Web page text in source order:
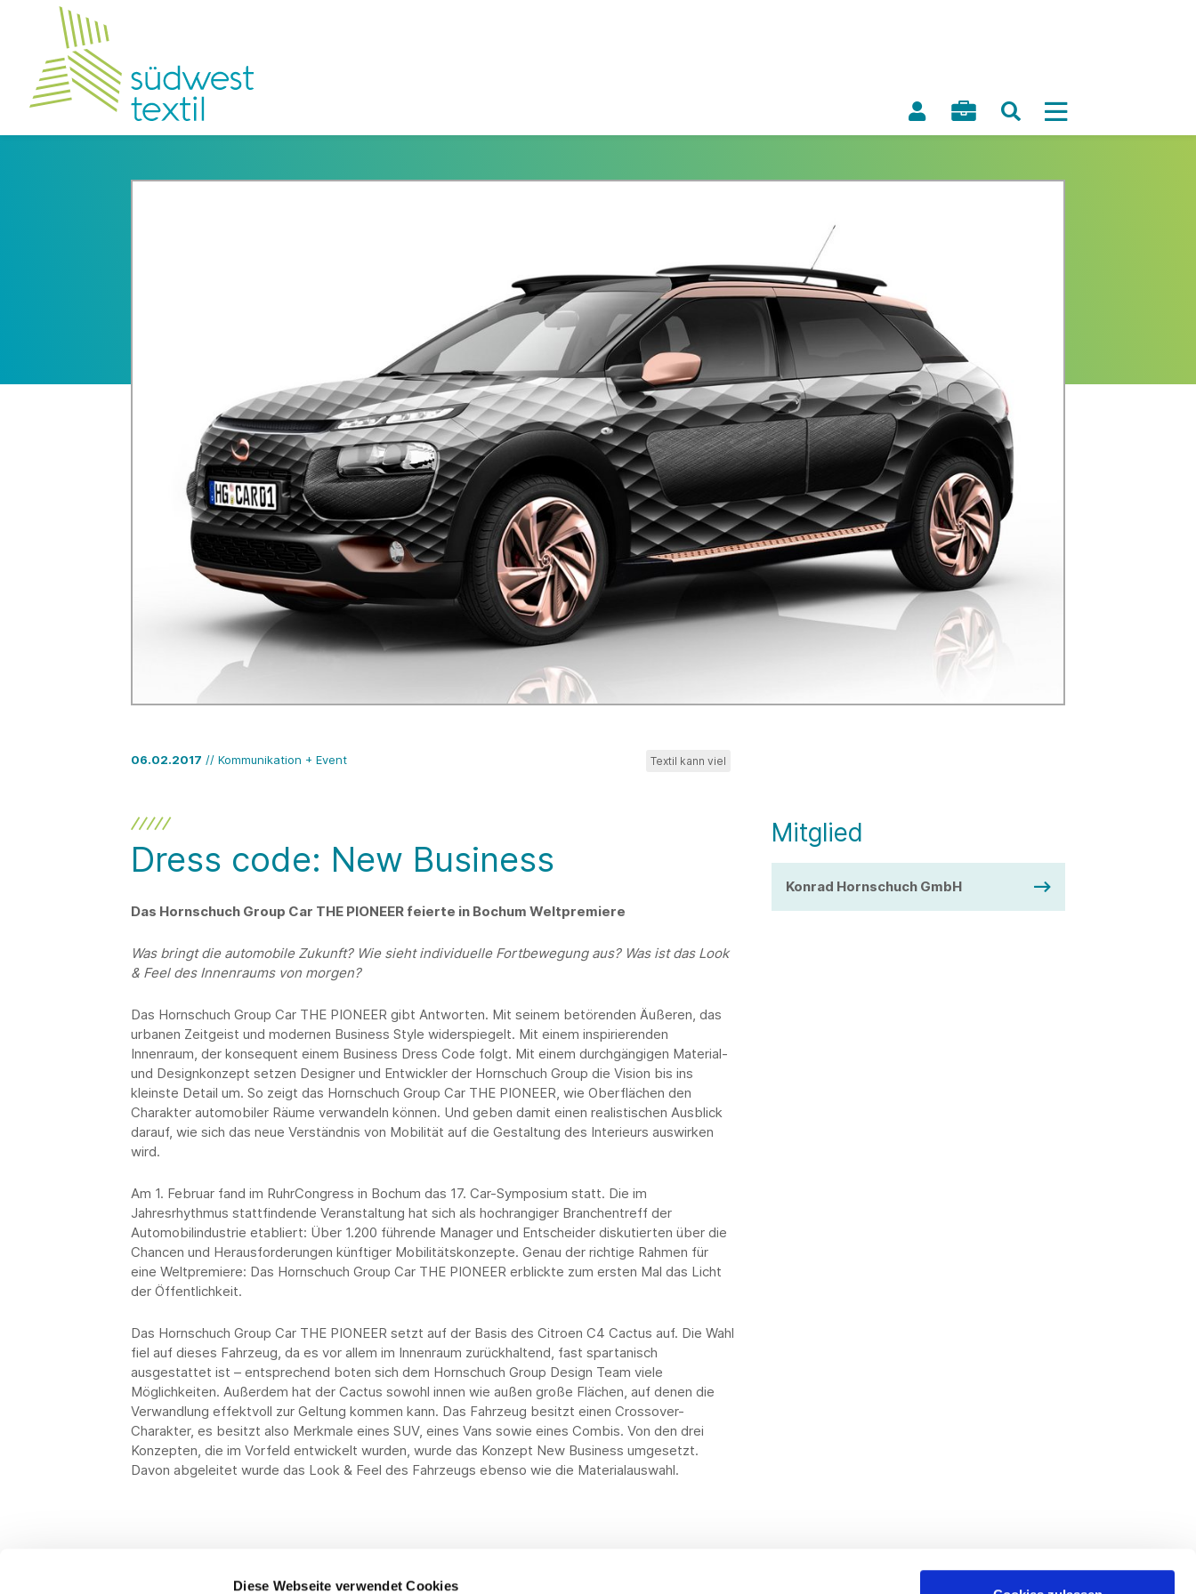
Diese Webseite verwendet Cookies
06.02.2017 // Kommunikation + Event Textil kann viel
Dress code: New Business
Das Hornschuch Group Car THE PIONEER feierte in Bochum Weltpremiere
Was bringt die automobile Zukunft? Wie sieht individuelle Fortbewegung aus? Was ist das Look
& Feel des Innenraums von morgen?
Das Hornschuch Group Car THE PIONEER gibt Antworten. Mit seinem betörenden Äußeren, das
urbanen Zeitgeist und modernen Business Style widerspiegelt. Mit einem inspirierenden
Innenraum, der konsequent einem Business Dress Code folgt. Mit einem durchgängigen Material-
und Designkonzept setzen Designer und Entwickler der Hornschuch Group die Vision bis ins
kleinste Detail um. So zeigt das Hornschuch Group Car THE PIONEER, wie Oberflächen den
Charakter automobiler Räume verwandeln können. Und geben damit einen realistischen Ausblick
darauf, wie sich das neue Verständnis von Mobilität auf die Gestaltung des Interieurs auswirken
wird.
Am 1. Februar fand im RuhrCongress in Bochum das 17. Car-Symposium statt. Die im
Jahresrhythmus stattfindende Veranstaltung hat sich als hochrangiger Branchentreff der
Automobilindustrie etabliert: Über 1.200 führende Manager und Entscheider diskutierten über die
Chancen und Herausforderungen künftiger Mobilitätskonzepte. Genau der richtige Rahmen für
eine Weltpremiere: Das Hornschuch Group Car THE PIONEER erblickte zum ersten Mal das Licht
der Öffentlichkeit.
Das Hornschuch Group Car THE PIONEER setzt auf der Basis des Citroen C4 Cactus auf. Die Wahl
fiel auf dieses Fahrzeug, da es vor allem im Innenraum zurückhaltend, fast spartanisch
ausgestattet ist – entsprechend boten sich dem Hornschuch Group Design Team viele
Möglichkeiten. Außerdem hat der Cactus sowohl innen wie außen große Flächen, auf denen die
Verwandlung effektvoll zur Geltung kommen kann. Das Fahrzeug besitzt einen Crossover-
Charakter, es besitzt also Merkmale eines SUV, eines Vans sowie eines Combis. Von den drei
Konzepten, die im Vorfeld entwickelt wurden, wurde das Konzept New Business umgesetzt.
Davon abgeleitet wurde das Look & Feel des Fahrzeugs ebenso wie die Materialauswahl.
Mitglied
Konrad Hornschuch GmbH